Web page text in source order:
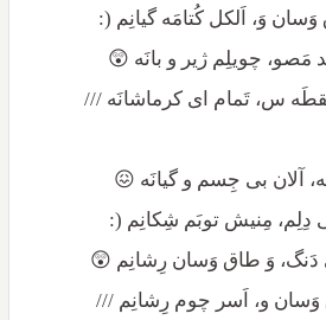
وَ، اَلکل کُتامَه گیانِم (:
مَصو، چویلِم ژیر و بانَه 😲
س، تَمام ای کرماشانَه ///
آلان بی جِسم و گیانَه 😖
دِلِم، مِنیش توبَم شِکانِم (:
دَنگ، وَ طاق وَسان رِشانِم 😲
و، اَسر چوم رِشانِم ///